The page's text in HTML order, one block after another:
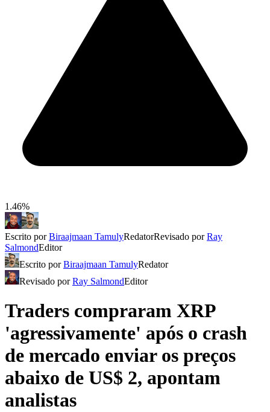
1.46%
Escrito porBiraajmaan TamulyRedatorRevisado porRay
SalmondEditor
Escrito porBiraajmaan TamulyRedator
Revisado porRay SalmondEditor
Traders compraram XRP
'agressivamente' após o crash
de mercado enviar os preços
abaixo de US$ 2, apontam
analistas